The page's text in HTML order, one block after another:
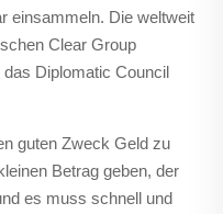
einsammeln. Die weltweit
Clear Group
das Diplomatic Council
guten Zweck Geld zu
Betrag geben, der
es muss schnell und